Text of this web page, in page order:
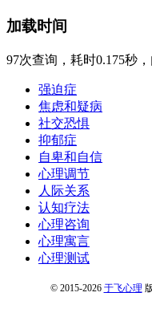
加载时间
97次查询，耗时0.175秒
强迫症
焦虑和疑病
社交恐惧
抑郁症
自卑和自信
心理调节
人际关系
认知疗法
心理咨询
心理寓言
心理测试
© 2015-2026 于飞心理